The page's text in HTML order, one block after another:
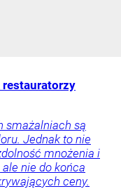
restauratorzy
smażalniach są
Jednak to nie
mnożenia i
nie do końca
ceny.